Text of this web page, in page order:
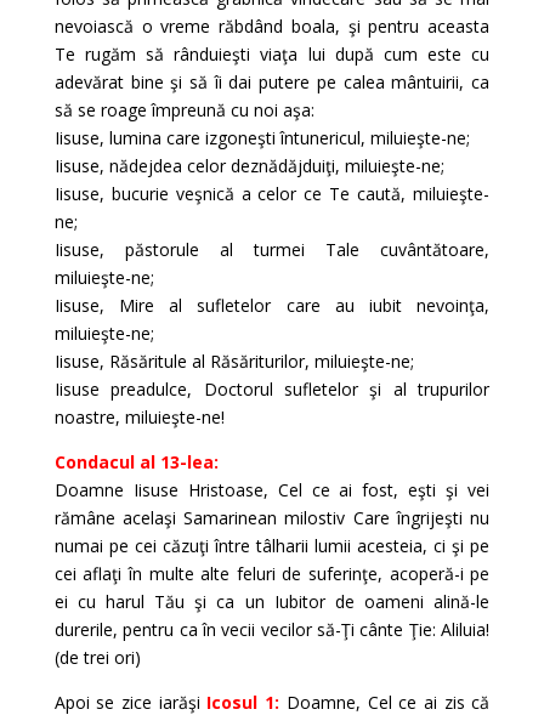
nevoiască o vreme răbdând boala, şi pentru aceasta
Te rugăm să rânduieşti viaţa lui după cum este cu
adevărat bine şi să îi dai putere pe calea mântuirii, ca
să se roage împreună cu noi aşa:
Iisuse, lumina care izgoneşti întunericul, miluieşte-ne;
Iisuse, nădejdea celor deznădăjduiţi, miluieşte-ne;
Iisuse, bucurie veşnică a celor ce Te caută, miluieşte-
ne;
Iisuse, păstorule al turmei Tale cuvân­tătoare,
miluieşte-ne;
Iisuse, Mire al sufletelor care au iubit nevoinţa,
miluieşte-ne;
Iisuse, Răsăritule al Răsăriturilor, miluieşte-ne;
Iisuse preadulce, Doctorul sufletelor şi al trupurilor
noastre, miluieşte-ne!
Condacul al 13-lea:
Doamne Iisuse Hristoase, Cel ce ai fost, eşti şi vei
rămâne acelaşi Samarinean milostiv Care îngrijeşti nu
numai pe cei căzuţi între tâlharii lumii acesteia, ci şi pe
cei aflaţi în multe alte feluri de suferinţe, acoperă-i pe
ei cu harul Tău şi ca un Iubitor de oameni alină-le
durerile, pentru ca în vecii vecilor să-Ţi cânte Ţie: Aliluia!
(de trei ori)
Apoi se zice iarăşi Icosul 1: Doamne, Cel ce ai zis că